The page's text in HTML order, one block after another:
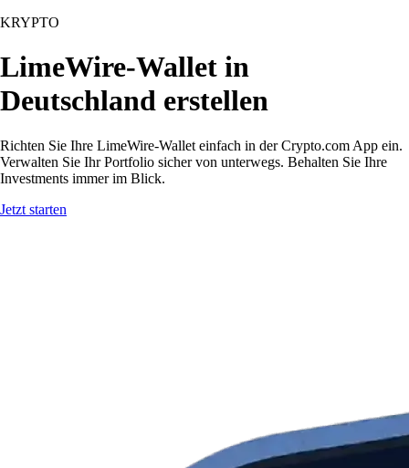
KRYPTO
LimeWire-Wallet in
Deutschland erstellen
Richten Sie Ihre LimeWire-Wallet einfach in der Crypto.com App ein.
Verwalten Sie Ihr Portfolio sicher von unterwegs. Behalten Sie Ihre
Investments immer im Blick.
Jetzt starten